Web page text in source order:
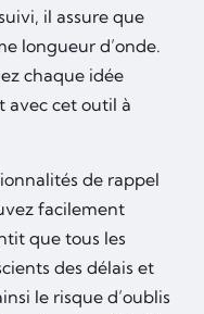
il assure que
longueur d’onde.
chaque idée
avec cet outil à
de rappel
facilement
que tous les
des délais et
le risque d’oublis